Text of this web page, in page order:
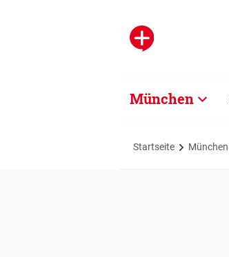
München
Startseite München